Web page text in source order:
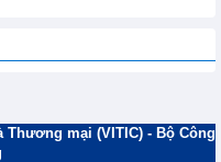
mại (VITIC) - Bộ Công